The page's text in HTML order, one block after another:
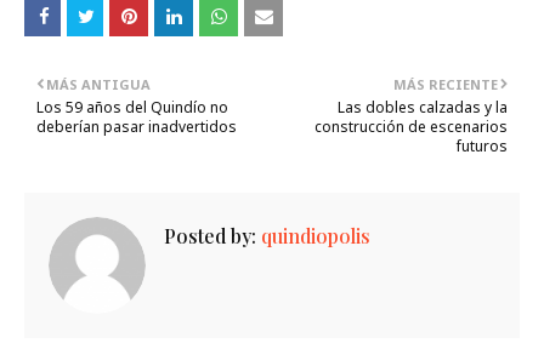
MÁS RECIENTE
Las dobles calzadas y la
construcción de escenarios
futuros
MÁS ANTIGUA
Los 59 años del Quindío no
deberían pasar inadvertidos
Posted by: quindiopolis